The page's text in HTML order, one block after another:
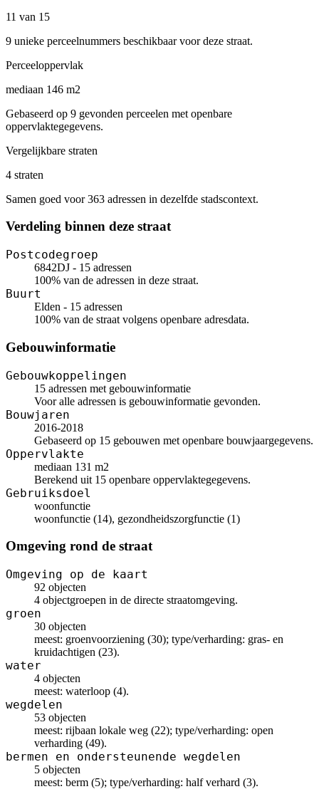
11 van 15
9 unieke perceelnummers beschikbaar voor deze straat.
Perceeloppervlak
mediaan 146 m2
Gebaseerd op 9 gevonden perceelen met openbare
oppervlaktegegevens.
Vergelijkbare straten
4 straten
Samen goed voor 363 adressen in dezelfde stadscontext.
Verdeling binnen deze straat
Postcodegroep
6842DJ - 15 adressen
100% van de adressen in deze straat.
Buurt
Elden - 15 adressen
100% van de straat volgens openbare adresdata.
Gebouwinformatie
Gebouwkoppelingen
15 adressen met gebouwinformatie
Voor alle adressen is gebouwinformatie gevonden.
Bouwjaren
2016-2018
Gebaseerd op 15 gebouwen met openbare bouwjaargegevens.
Oppervlakte
mediaan 131 m2
Berekend uit 15 openbare oppervlaktegegevens.
Gebruiksdoel
woonfunctie
woonfunctie (14), gezondheidszorgfunctie (1)
Omgeving rond de straat
Omgeving op de kaart
92 objecten
4 objectgroepen in de directe straatomgeving.
groen
30 objecten
meest: groenvoorziening (30); type/verharding: gras- en
kruidachtigen (23).
water
4 objecten
meest: waterloop (4).
wegdelen
53 objecten
meest: rijbaan lokale weg (22); type/verharding: open
verharding (49).
bermen en ondersteunende wegdelen
5 objecten
meest: berm (5); type/verharding: half verhard (3).